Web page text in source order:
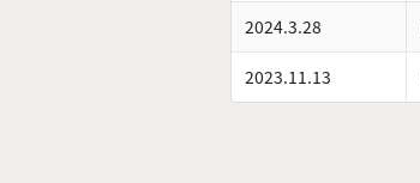
2024.3.28
2023.11.13